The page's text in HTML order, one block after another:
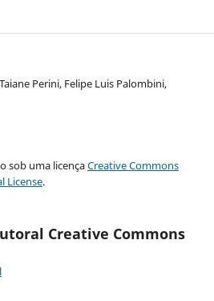
Perini, Felipe Luis Palombini,
sob uma licençaCreative Commons
License.
Creative Commons